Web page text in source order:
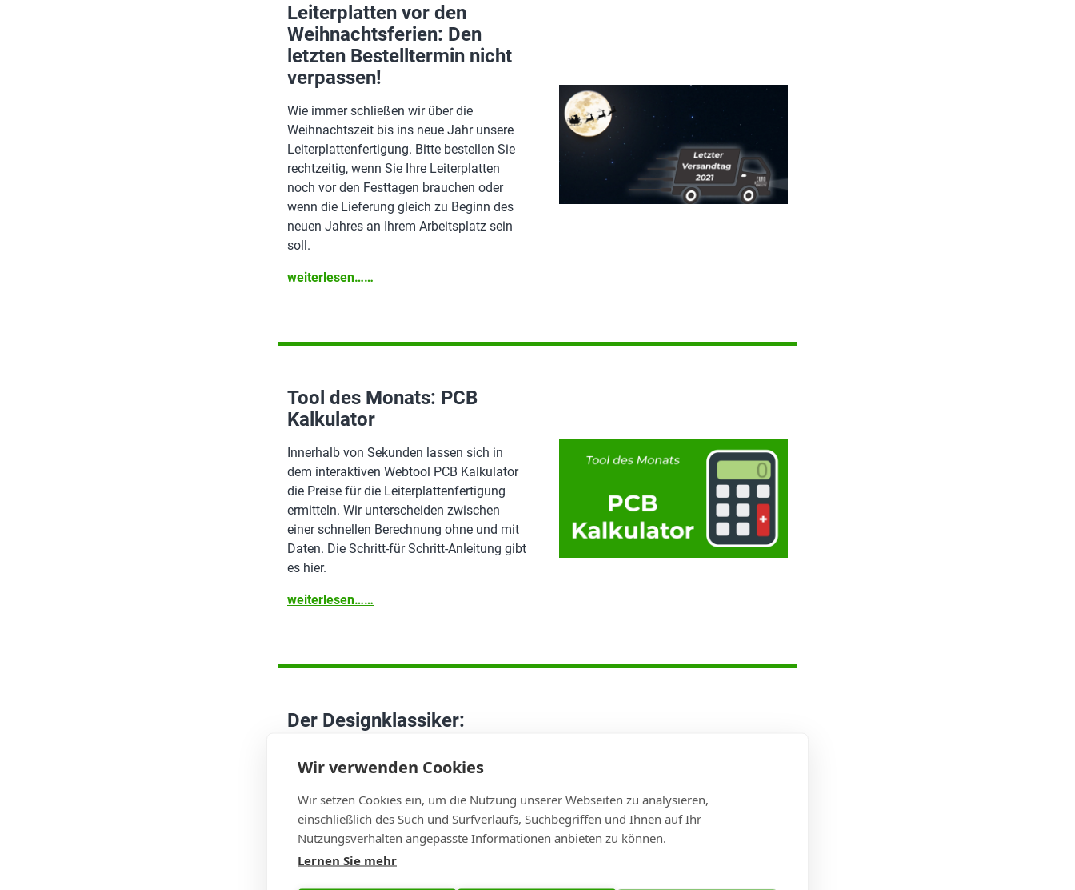
Leiterplatten vor den
Weihnachtsferien: Den
letzten Bestelltermin nicht
verpassen!
Wie immer schließen wir über die
Weihnachtszeit bis ins neue Jahr unsere
Leiterplattenfertigung. Bitte bestellen Sie
rechtzeitig, wenn Sie Ihre Leiterplatten
noch vor den Festtagen brauchen oder
wenn die Lieferung gleich zu Beginn des
neuen Jahres an Ihrem Arbeitsplatz sein
soll.
weiterlesen……
Tool des Monats: PCB
Kalkulator
Innerhalb von Sekunden lassen sich in
dem interaktiven Webtool PCB Kalkulator
die Preise für die Leiterplattenfertigung
ermitteln. Wir unterscheiden zwischen
einer schnellen Berechnung ohne und mit
Daten. Die Schritt-für Schritt-Anleitung gibt
es hier.
weiterlesen……
Der Designklassiker:
Bei Bohrlöchern und Restringen treffen
Design- und Fertigungswelt aufeinander. In
der Praxis haben wir zwei Durchmesser für
das durchkontaktierte Loch: den
fertigen Lochdurchmesser
Wir verwenden Cookies
Wir setzen Cookies ein, um die Nutzung unserer Webseiten zu analysieren,
einschließlich des Such und Surfverlaufs, Suchbegriffen und Ihnen auf Ihr
Nutzungsverhalten angepasste Informationen anbieten zu können.
Lernen Sie mehr